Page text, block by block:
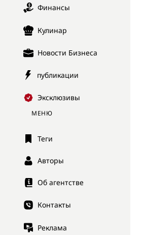
Финансы
Кулинар
Новости Бизнеса
публикации
Эксклюзивы
МЕНЮ
Теги
Авторы
Об агентстве
Контакты
Реклама